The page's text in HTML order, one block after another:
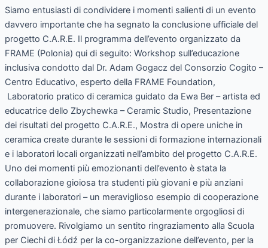
Siamo entusiasti di condividere i momenti salienti di un evento
davvero importante che ha segnato la conclusione ufficiale del
progetto C.A.R.E. Il programma dell’evento organizzato da
FRAME (Polonia) qui di seguito: Workshop sull’educazione
inclusiva condotto dal Dr. Adam Gogacz del Consorzio Cogito –
Centro Educativo, esperto della FRAME Foundation,
Laboratorio pratico di ceramica guidato da Ewa Ber – artista ed
educatrice dello Zbychewka – Ceramic Studio, Presentazione
dei risultati del progetto C.A.R.E., Mostra di opere uniche in
ceramica create durante le sessioni di formazione internazionali
e i laboratori locali organizzati nell’ambito del progetto C.A.R.E.
Uno dei momenti più emozionanti dell’evento è stata la
collaborazione gioiosa tra studenti più giovani e più anziani
durante i laboratori – un meraviglioso esempio di cooperazione
intergenerazionale, che siamo particolarmente orgogliosi di
promuovere. Rivolgiamo un sentito ringraziamento alla Scuola
per Ciechi di Łódź per la co-organizzazione dell’evento, per la
CARE
in
Polonia